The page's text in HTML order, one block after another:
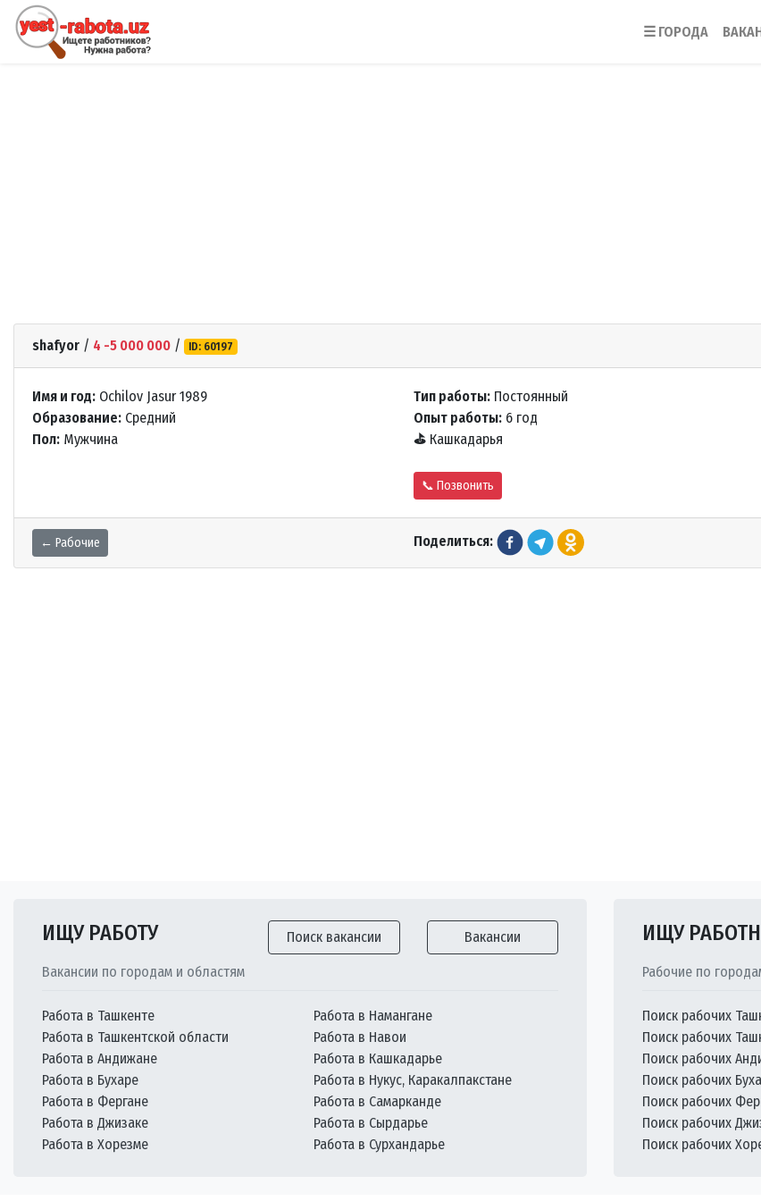
☰ ГОРОДА
shafyor / 4 -5 000 000 / ID: 60197
Имя и год: Ochilov Jasur 1989
Образование: Средний
Пол: Мужчина
Тип работы: Постоянный
Опыт работы: 6 год
⛳ Кашкадарья
📞 Позвонить
← Рабочие Поделиться:
ИЩУ РАБОТУ Поиск вакансии Вакансии
Вакансии по городам и областям
Работа в Ташкенте
Работа в Ташкентской области
Работа в Андижане
Работа в Бухаре
Работа в Фергане
Работа в Джизаке
Работа в Хорезме
Работа в Намангане
Работа в Навои
Работа в Кашкадарье
Работа в Нукус, Каракалпакстане
Работа в Самарканде
Работа в Сырдарье
Работа в Сурхандарье
ИЩУ
Рабочие по
Поиск рабочих
Поиск рабочих
Поиск рабочих
Поиск рабочих
Поиск рабочих
Поиск рабочих
Поиск рабочих